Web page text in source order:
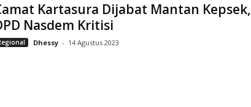
Kartasura Dijabat Mantan Kepsek,
Nasdem Kritisi
Dhessy - 14 Agustus 2023